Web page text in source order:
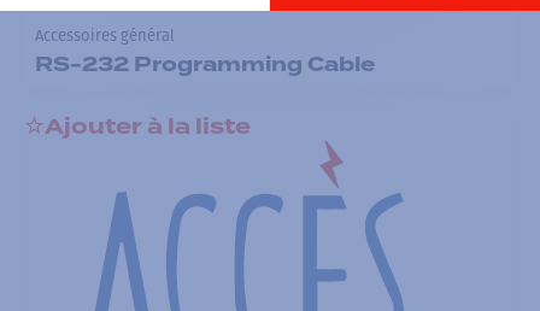
Accessoires général
RS-232 Programming Cable
Ajouter à la liste